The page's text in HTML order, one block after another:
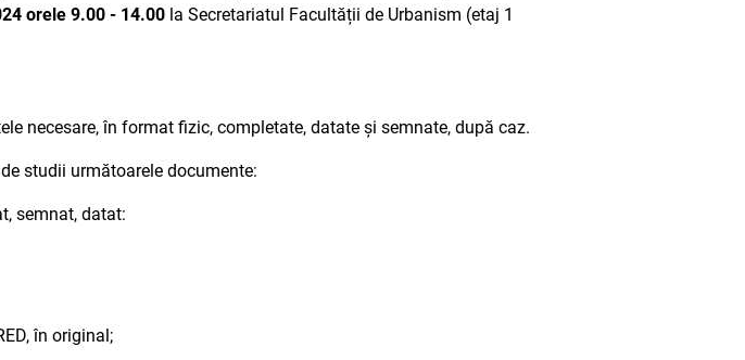
orele 9.00 - 14.00 la Secretariatul Facultății de Urbanism (etaj 1
necesare, în format fizic, completate, datate și semnate, după caz.
studii următoarele documente:
semnat, datat:
în original;